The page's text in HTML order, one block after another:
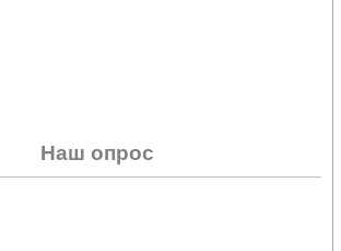
Наш опрос